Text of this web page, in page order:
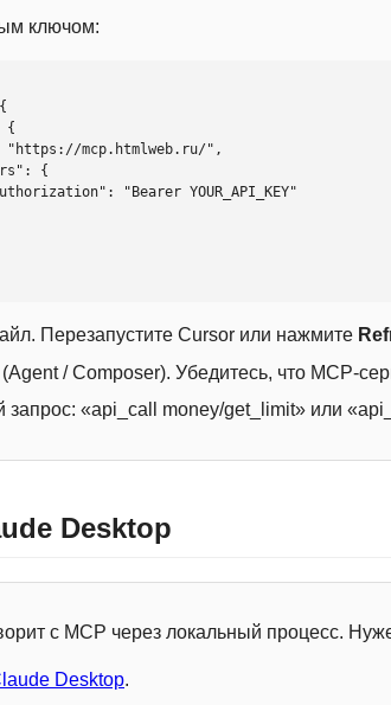
ключом:
Перезапустите Cursor или нажмите
/ Composer). Убедитесь, что MCP-
запрос: «api_call money/get_limit» или
Desktop
с MCP через локальный процесс.
Desktop.